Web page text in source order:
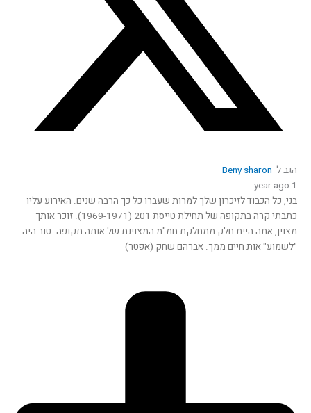
הגב ל Beny sharon
1 year ago
בני, כל הכבוד לזיכרון שלך למרות שעברו כל כך הרבה שנים. האירוע עליו
כתבתי קרה בתקופה של תחילת טייסת 201 (1969-1971). זוכר אותך
מצוין, אתה היית חלק ממחלקת חמ"מ המצוינת של אותה תקופה. טוב היה
"לשמוע" אות חיים ממך. אברהם שחק (אפטר)